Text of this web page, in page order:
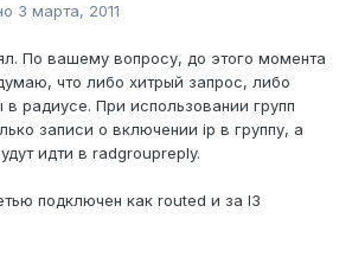
3 марта, 2011
По вашему вопросу, до этого момента
что либо хитрый запрос, либо
в радиусе. При использовании групп
записи о включении ip в группу, а
идти в radgroupreply.
подключен как routed и за l3